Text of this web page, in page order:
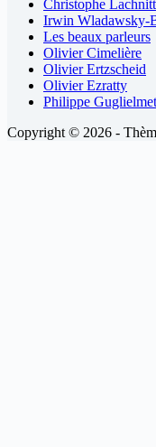
Christophe Lachnitt
Irwin Wladawsky-
Les beaux parleurs
Olivier Cimelière
Olivier Ertzscheid
Olivier Ezratty
Philippe
Copyright © 2026 -